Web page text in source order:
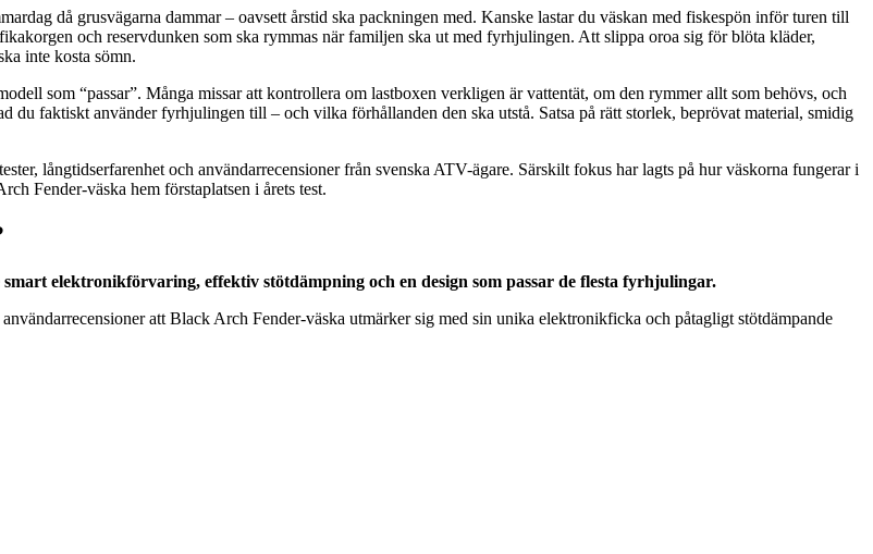
då grusvägarna dammar – oavsett årstid ska packningen med. Kanske lastar du väskan med fiskespön inför turen till
och reservdunken som ska rymmas när familjen ska ut med fyrhjulingen. Att slippa oroa sig för blöta kläder,
inte kosta sömn.
som “passar”. Många missar att kontrollera om lastboxen verkligen är vattentät, om den rymmer allt som behövs, och
du faktiskt använder fyrhjulingen till – och vilka förhållanden den ska utstå. Satsa på rätt storlek, beprövat material, smidig
långtidserfarenhet och användarrecensioner från svenska ATV-ägare. Särskilt fokus har lagts på hur väskorna fungerar i
Fender-väska hem förstaplatsen i årets test.
elektronikförvaring, effektiv stötdämpning och en design som passar de flesta fyrhjulingar.
att Black Arch Fender-väska utmärker sig med sin unika elektronikficka och påtagligt stötdämpande